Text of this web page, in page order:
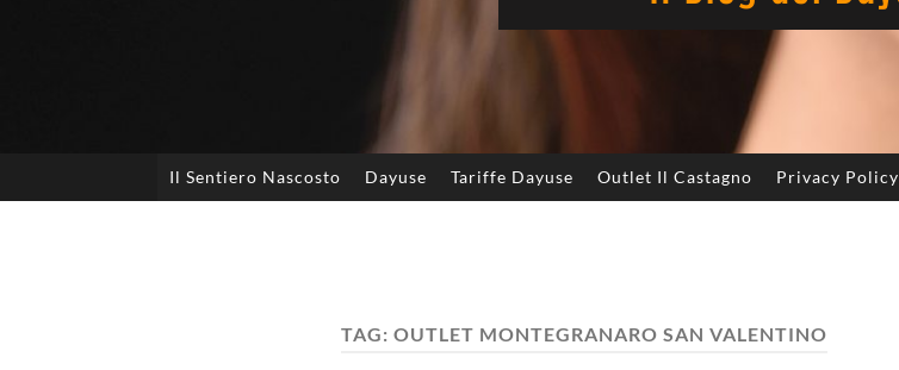
Il Sentiero Nascosto Dayuse Tariffe Dayuse Outlet Il Castagno Privacy Policy
TAG: OUTLET MONTEGRANARO SAN VALENTINO